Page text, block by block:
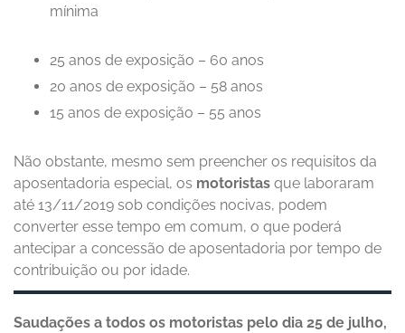
mínima
25 anos de exposição – 60 anos
20 anos de exposição – 58 anos
15 anos de exposição – 55 anos
Não obstante, mesmo sem preencher os requisitos da
aposentadoria especial, os motoristas que laboraram
até 13/11/2019 sob condições nocivas, podem
converter esse tempo em comum, o que poderá
antecipar a concessão de aposentadoria por tempo de
contribuição ou por idade.
Saudações a todos os motoristas pelo dia 25 de julho,